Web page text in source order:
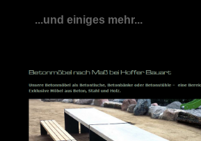
...und einiges mehr...